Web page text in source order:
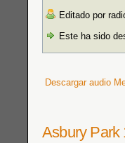
Editado por
Este ha sido
Descargar audio
Asbury Park